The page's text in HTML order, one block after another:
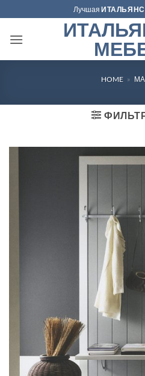
to
content
Лучшая
HOME »